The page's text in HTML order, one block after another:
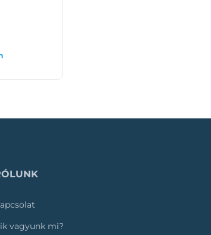
vagyunk mi?